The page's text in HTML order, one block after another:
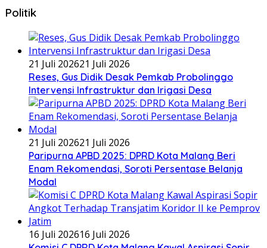
Politik
21 Juli 202621 Juli 2026
Reses, Gus Didik Desak Pemkab Probolinggo
Intervensi Infrastruktur dan Irigasi Desa
21 Juli 202621 Juli 2026
Paripurna APBD 2025: DPRD Kota Malang Beri
Enam Rekomendasi, Soroti Persentase Belanja
Modal
16 Juli 202616 Juli 2026